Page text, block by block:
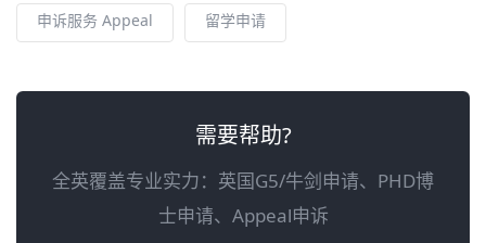
申诉服务 Appeal 留学申请
需要帮助?
全英覆盖专业实力：英国G5/牛剑申请、PHD博
士申请、Appeal申诉